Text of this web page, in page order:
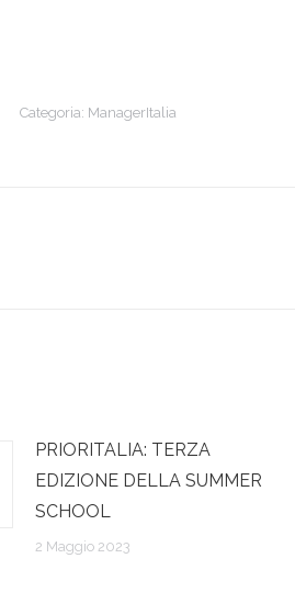
Categoria: ManagerItalia
PRIORITALIA: TERZA
EDIZIONE DELLA SUMMER
SCHOOL
2 Maggio 2023